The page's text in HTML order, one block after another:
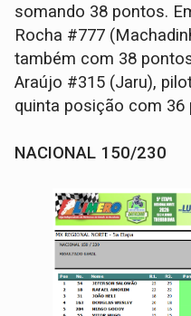
somando 38 pontos.
Rocha #777
também com 38
Araújo #315 (Jaru),
quinta posição com 36
NACIONAL 150/230